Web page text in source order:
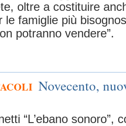
oltre a costituire
le famiglie più
potranno vendere”.
Novecento,
“L’ebano sonoro”,